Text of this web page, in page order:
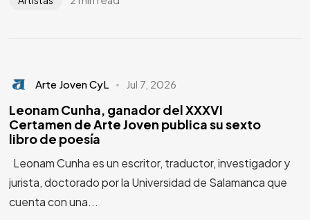
Arte Joven CyL Jul 7, 2026
Leonam Cunha, ganador del XXXVI
Certamen de Arte Joven publica su sexto
libro de poesía
Leonam Cunha es un escritor, traductor, investigador y
jurista, doctorado por la Universidad de Salamanca que
cuenta con una...
¿TienesDOTES DE
¿Te apuntas?